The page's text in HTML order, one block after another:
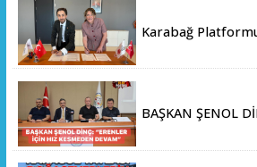
Karabağ
İş Birliği
BAŞKAN ŞENOL